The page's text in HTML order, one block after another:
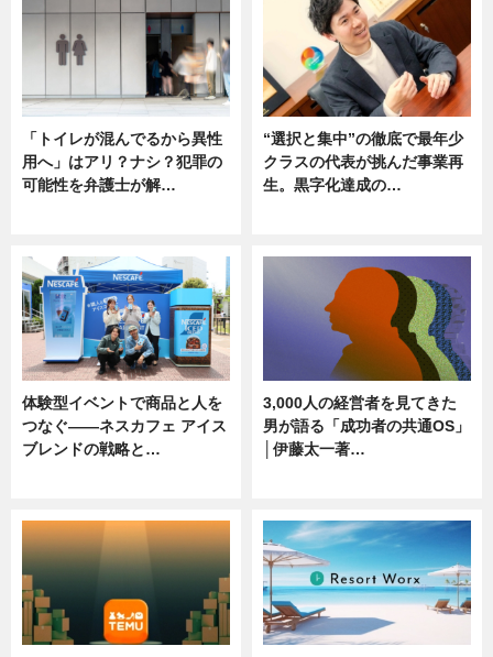
「トイレが混んでるから異性
用へ」はアリ？ナシ？犯罪の
可能性を弁護士が解…
“選択と集中”の徹底で最年少
クラスの代表が挑んだ事業再
生。黒字化達成の…
体験型イベントで商品と人を
つなぐ――ネスカフェ アイス
ブレンドの戦略と…
3,000人の経営者を見てきた
男が語る「成功者の共通OS」
│伊藤太一著…